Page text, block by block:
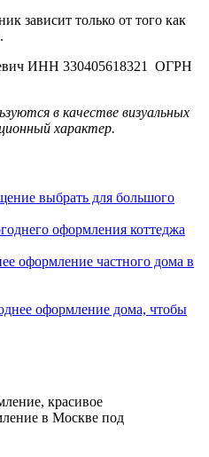
зависит только от того как
ИНН 330405618321 ОГРН
в качестве визуальных
характер.
выбрать для большого
оформления коттеджа
оформление частного дома в
оформление дома, чтобы
красивое
в Москве под